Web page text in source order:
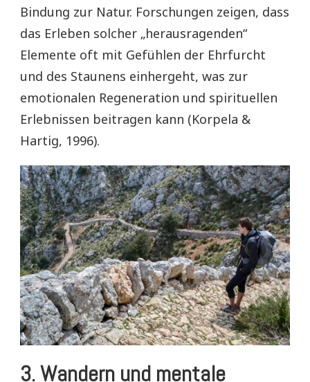
Bindung zur Natur. Forschungen zeigen, dass
das Erleben solcher „herausragenden“
Elemente oft mit Gefühlen der Ehrfurcht
und des Staunens einhergeht, was zur
emotionalen Regeneration und spirituellen
Erlebnissen beitragen kann (Korpela &
Hartig, 1996).
3.Wandern und mentale